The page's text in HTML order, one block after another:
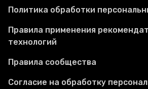
Политика обработки
Правила применения
технологий
Правила сообщества
Согласие на обработку